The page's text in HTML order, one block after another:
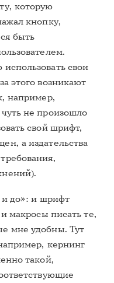
которую
кнопку,
быть
свои
этого возникают
например,
не произошло
свой шрифт,
а издательства
и до»: и шрифт
макросы писать те,
мне удобны. Тут
кернинг
такой,